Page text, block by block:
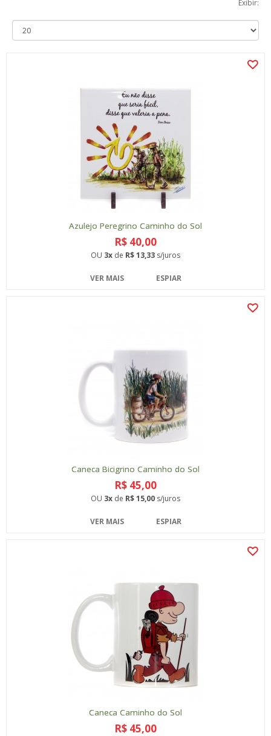
Exibir:
Azulejo Peregrino Caminho do Sol
R$ 40,00
OU 3x de R$ 13,33 s/juros
VER MAIS ESPIAR
Caneca Bicigrino Caminho do Sol
R$ 45,00
OU 3x de R$ 15,00 s/juros
VER MAIS ESPIAR
Caneca Caminho do Sol
R$ 45,00